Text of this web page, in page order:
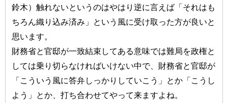
鈴木）触れないというのはやはり逆に言えば「それはも
ちろん織り込み済み」という風に受け取った方が良いと
思います。
財務省と官邸が一致結束してある意味では難局を政権と
しては乗り切らなければいけない中で、財務省と官邸が
「こういう風に答弁しっかりしていこう」とか「こうし
よう」とか、打ち合わせてやって来ますよね。